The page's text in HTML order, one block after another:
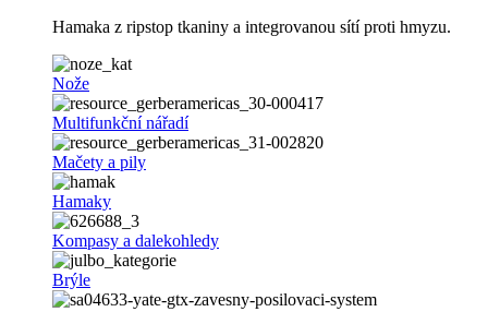
Hamaka z ripstop tkaniny a integrovanou sítí proti hmyzu.
Nože
Multifunkční nářadí
Mačety a pily
Hamaky
Kompasy a dalekohledy
Brýle